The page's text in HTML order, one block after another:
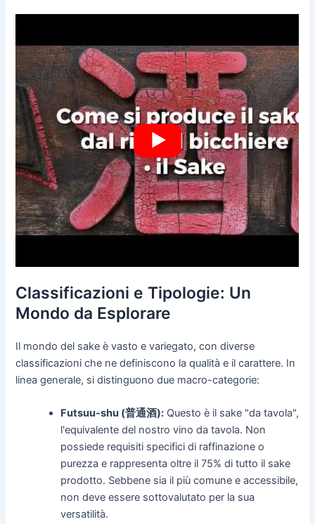
Classificazioni e Tipologie: Un
Mondo da Esplorare
Il mondo del sake è vasto e variegato, con diverse
classificazioni che ne definiscono la qualità e il carattere. In
linea generale, si distinguono due macro-categorie:
Futsuu-shu (普通酒): Questo è il sake "da tavola",
l'equivalente del nostro vino da tavola. Non
possiede requisiti specifici di raffinazione o
purezza e rappresenta oltre il 75% di tutto il sake
prodotto. Sebbene sia il più comune e accessibile,
non deve essere sottovalutato per la sua
versatilità.